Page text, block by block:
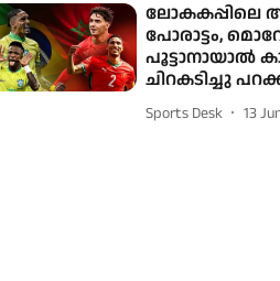
ലോകകപ്പിലെ
പോരാട്ടം,
പൂട്ടാനായാൽ
ചിറകടിച്ചു
Sports Desk 13